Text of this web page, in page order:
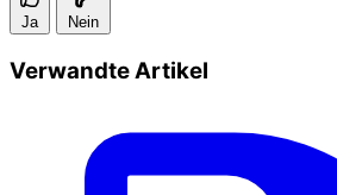
Ja Nein
Verwandte Artikel